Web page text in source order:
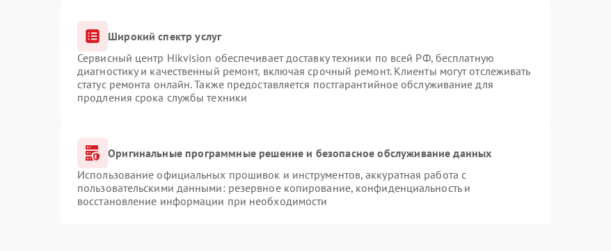
Широкий спектр услуг
Сервисный центр Hikvision обеспечивает доставку техники по всей РФ, бесплатную
диагностику и качественный ремонт, включая срочный ремонт. Клиенты могут отслеживать
статус ремонта онлайн. Также предоставляется постгарантийное обслуживание для
продления срока службы техники
Оригинальные программные решение и безопасное обслуживание данных
Использование официальных прошивок и инструментов, аккуратная работа с
пользовательскими данными: резервное копирование, конфиденциальность и
восстановление информации при необходимости